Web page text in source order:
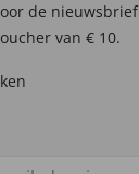
de
van € 10.